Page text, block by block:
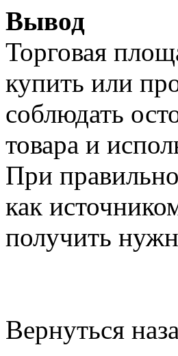
Вывод
Торговая
купить или
соблюдать
товара и
При
как
получить
Вернуться